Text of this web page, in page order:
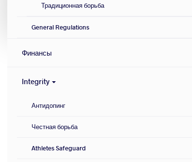
Традиционная борьба
General Regulations
Финансы
Integrity
Антидопинг
Честная борьба
Athletes Safeguard